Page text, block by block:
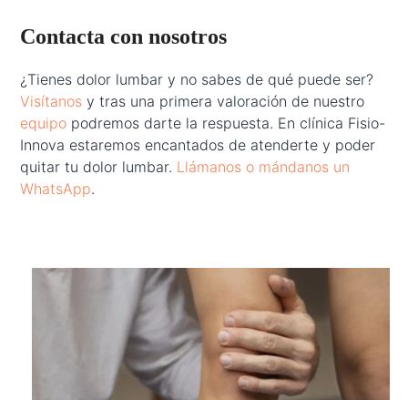
Contacta con nosotros
¿Tienes dolor lumbar y no sabes de qué puede ser?
Visítanos y tras una primera valoración de nuestro
equipo podremos darte la respuesta. En clínica Fisio-
Innova estaremos encantados de atenderte y poder
quitar tu dolor lumbar. Llámanos o mándanos un
WhatsApp.